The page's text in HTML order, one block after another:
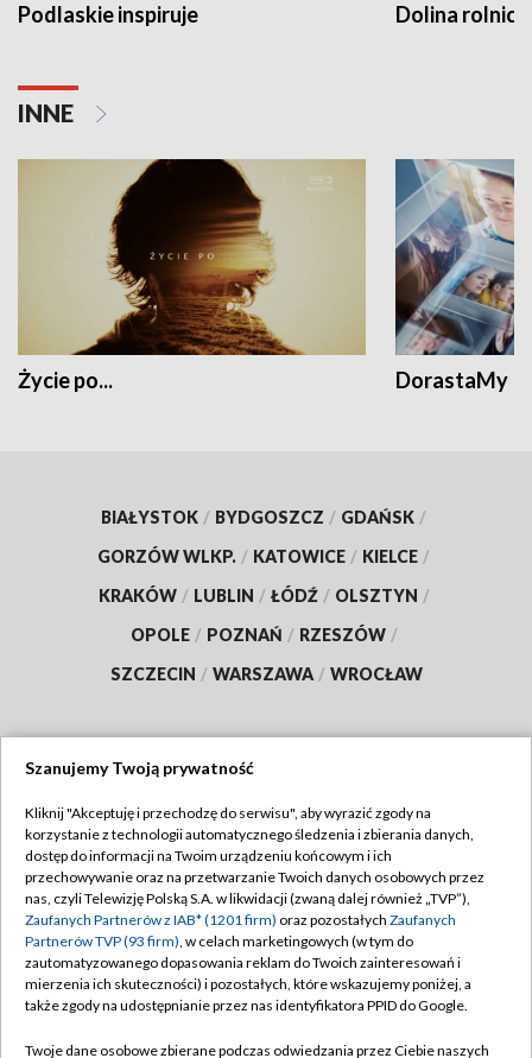
Podlaskie inspiruje Dolina
INNE
Życie po... DorastaMy
BIAŁYSTOK / BYDGOSZCZ / GDAŃSK /
GORZÓW WLKP. / KATOWICE / KIELCE /
KRAKÓW / LUBLIN / ŁÓDŹ / OLSZTYN /
OPOLE / POZNAŃ / RZESZÓW /
SZCZECIN / WARSZAWA / WROCŁAW
TVP
Abonament TVP
Emisja w TVP
Centrum informacji TVP
Naziemna Telewizja Cyfrowa
Regulamin TVP
Polityka prywatności
Moje zgody
Pomoc
Szanujemy Twoją prywatność
Kliknij "Akceptuję i przechodzę do serwisu", aby wyrazić zgody na
korzystanie z technologii automatycznego śledzenia i zbierania danych,
dostęp do informacji na Twoim urządzeniu końcowym i ich
przechowywanie oraz na przetwarzanie Twoich danych osobowych przez
nas, czyli Telewizję Polską S.A. w likwidacji (zwaną dalej również „TVP”),
Zaufanych Partnerów z IAB* (1201 firm) oraz pozostałych Zaufanych
Partnerów TVP (93 firm), w celach marketingowych (w tym do
zautomatyzowanego dopasowania reklam do Twoich zainteresowań i
mierzenia ich skuteczności) i pozostałych, które wskazujemy poniżej, a
także zgody na udostępnianie przez nas identyfikatora PPID do Google.
Twoje dane osobowe zbierane podczas odwiedzania przez Ciebie naszych